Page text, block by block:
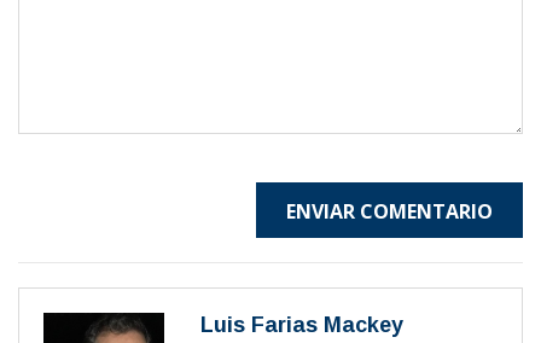
ENVIAR COMENTARIO
Luis Farias Mackey